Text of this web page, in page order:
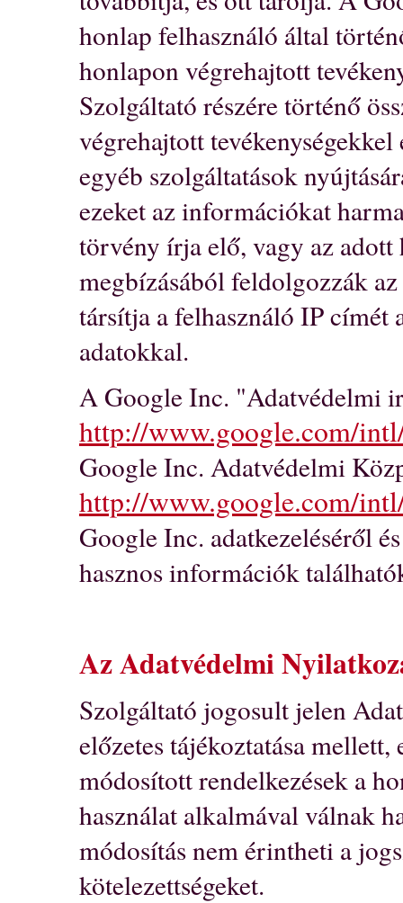
honlap felhasználó által
honlapon végrehajtott
Szolgáltató részére történő
végrehajtott
egyéb szolgáltatások
ezeket az információkat
törvény írja elő, vagy az
megbízásából feldolgozzák
társítja a felhasználó IP
adatokkal.
A Google Inc. "Adatvédelmi
http://www.google.com/
Google Inc. Adatvédelmi
http://www.google.com/
Google Inc. adatkezeléséről
hasznos információk
Az Adatvédelmi
Szolgáltató jogosult jelen
előzetes tájékoztatása
módosított rendelkezések a
használat alkalmával válnak
módosítás nem érintheti a
kötelezettségeket.